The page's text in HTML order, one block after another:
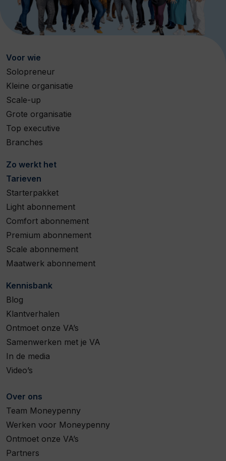
Voor wie
Solopreneur
Kleine organisatie
Scale-up
Grote organisatie
Top executive
Branches
Zo werkt het
Tarieven
Starterpakket
Light abonnement
Comfort abonnement
Premium abonnement
Scale abonnement
Maatwerk abonnement
Kennisbank
Blog
Klantverhalen
Ontmoet onze VA’s
Samenwerken met je VA
In de media
Video’s
Over ons
Team Moneypenny
Werken voor Moneypenny
Ontmoet onze VA’s
Partners